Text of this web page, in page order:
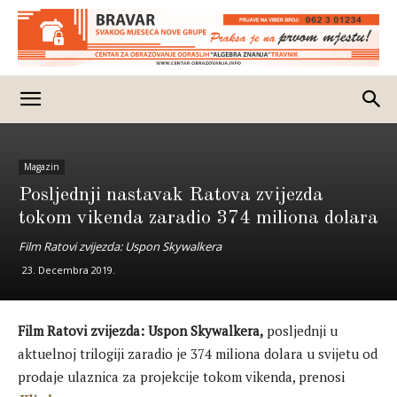
Magazin
Posljednji nastavak Ratova zvijezda
tokom vikenda zaradio 374 miliona dolara
Film Ratovi zvijezda: Uspon Skywalkera
23. Decembra 2019.
Film Ratovi zvijezda: Uspon Skywalkera, posljednji u
aktuelnoj trilogiji zaradio je 374 miliona dolara u svijetu od
prodaje ulaznica za projekcije tokom vikenda, prenosi